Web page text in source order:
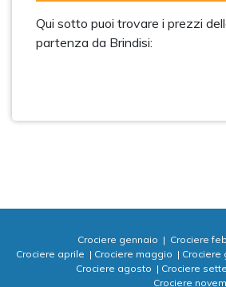
Qui sotto puoi trovare i prezzi
partenza da Brindisi:
Crociere gennaio | Crociere
Crociere aprile | Crociere maggio | Crociere
Crociere agosto | Crociere
Crociere